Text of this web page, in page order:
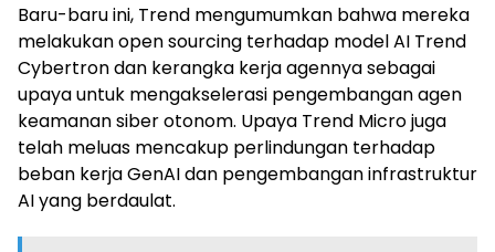
Baru-baru ini, Trend mengumumkan bahwa mereka
melakukan open sourcing terhadap model AI Trend
Cybertron dan kerangka kerja agennya sebagai
upaya untuk mengakselerasi pengembangan agen
keamanan siber otonom. Upaya Trend Micro juga
telah meluas mencakup perlindungan terhadap
beban kerja GenAI dan pengembangan infrastruktur
AI yang berdaulat.